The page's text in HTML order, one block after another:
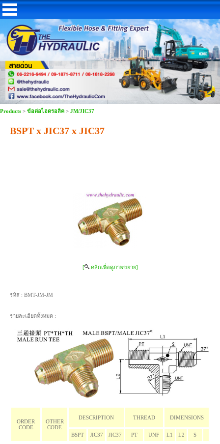
Products > ข้อต่อไฮดรอลิค > JM/JIC37
BSPT x JIC37 x JIC37
[ คลิกเพื่อดูภาพขยาย]
รหัส : BMT-JM-JM
รายละเอียดทั้งหมด :
ORDER
CODE
OTHER
CODE
DESCRIPTION THREAD DIMENSIONS
BSPT JIC37 JIC37 PT UNF L1 L2 S